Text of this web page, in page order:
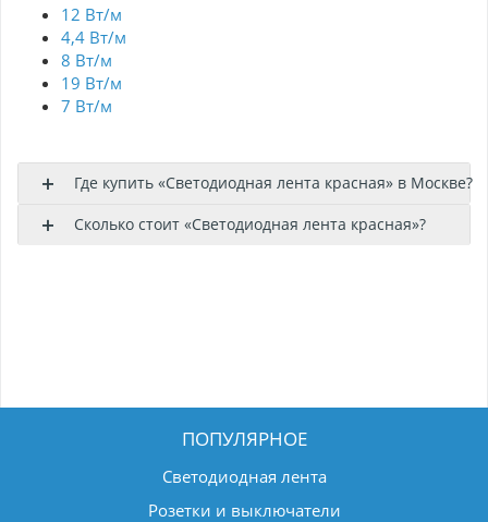
12 Вт/м
4,4 Вт/м
8 Вт/м
19 Вт/м
7 Вт/м
Где купить «Светодиодная лента красная» в Москве?
Сколько стоит «Светодиодная лента красная»?
ПОПУЛЯРНОЕ
Светодиодная лента
Розетки и выключатели